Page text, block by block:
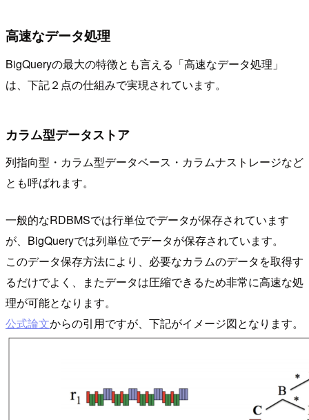
高速なデータ処理
BigQueryの最大の特徴とも言える「高速なデータ処理」
は、下記２点の仕組みで実現されています。
カラム型データストア
列指向型・カラム型データベース・カラムナストレージなど
とも呼ばれます。
一般的なRDBMSでは行単位でデータが保存されています
が、BigQueryでは列単位でデータが保存されています。
このデータ保存方法により、必要なカラムのデータを取得す
るだけでよく、またデータは圧縮できるため非常に高速な処
理が可能となります。
公式論文からの引用ですが、下記がイメージ図となります。